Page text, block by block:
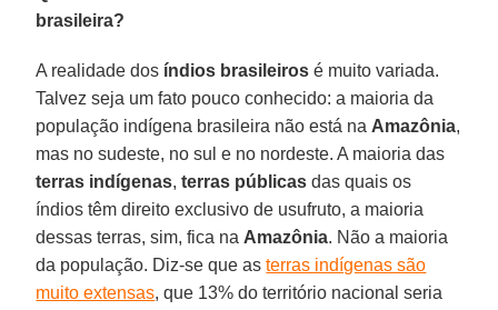
brasileira?
A realidade dos índios brasileiros é muito variada.
Talvez seja um fato pouco conhecido: a maioria da
população indígena brasileira não está na Amazônia,
mas no sudeste, no sul e no nordeste. A maioria das
terras indígenas, terras públicas das quais os
índios têm direito exclusivo de usufruto, a maioria
dessas terras, sim, fica na Amazônia. Não a maioria
da população. Diz-se que asterras indígenas são
muito extensas, que 13% do território nacional seria